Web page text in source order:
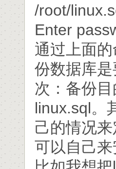
/root/
Enter
通过上面
份数据库
次：备份
linux.sql。
己的情况
可以自己